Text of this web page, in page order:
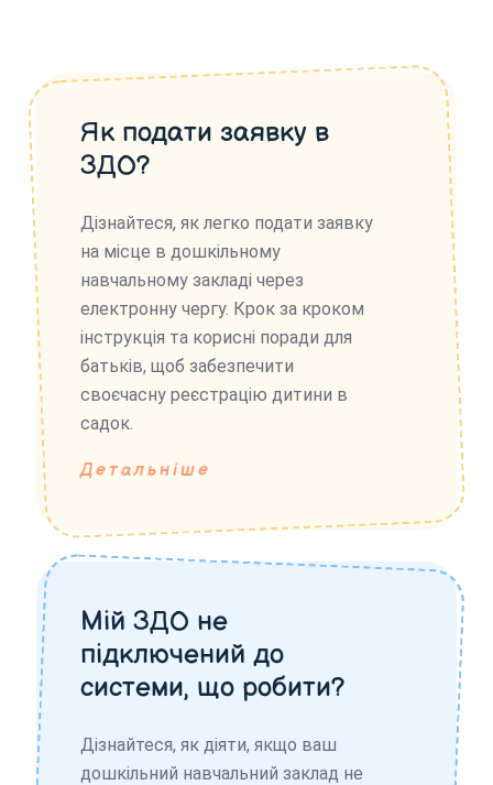
Як подати заявку в
ЗДО?
Дізнайтеся, як легко подати заявку
на місце в дошкільному
навчальному закладі через
електронну чергу. Крок за кроком
інструкція та корисні поради для
батьків, щоб забезпечити
своєчасну реєстрацію дитини в
садок.
Детальніше
Мій ЗДО не
підключений до
системи, що робити?
Дізнайтеся, як діяти, якщо ваш
дошкільний навчальний заклад не